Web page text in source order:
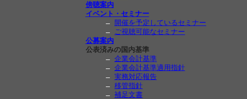
傍聴案内
イベント・セミナー
開催を予定しているセミナー
ご視聴可能なセミナー
公募案内
公表済みの国内基準
企業会計基準
企業会計基準適用指針
実務対応報告
移管指針
補足文書